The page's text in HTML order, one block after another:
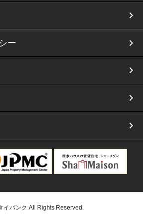
ー
イバンク All Rights Reserved.